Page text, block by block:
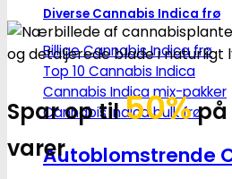
Diverse Cannabis Indica frø
Billige Cannabis Indica frø
Top 10 Cannabis Indica
Cannabis Indica mix-pakker
Cannabis Indica bulk frø
Autoblomstrende
Spar op til50%på
varer